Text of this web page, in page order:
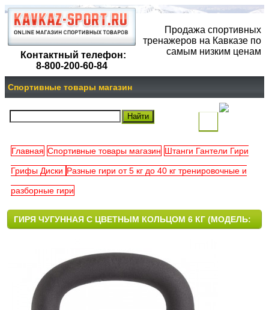
Контактный телефон:
8-800-200-60-84
Продажа спортивных
тренажеров на Кавказе по
самым низким ценам
Спортивные товары магазин
Ваша
Главная Спортивные товары магазин Штанги Гантели Гири
Грифы Диски Разные гири от 5 кг до 40 кг тренировочные и
разборные гири
ГИРЯ ЧУГУННАЯ С ЦВЕТНЫМ КОЛЬЦОМ 6 КГ (МОДЕЛЬ: